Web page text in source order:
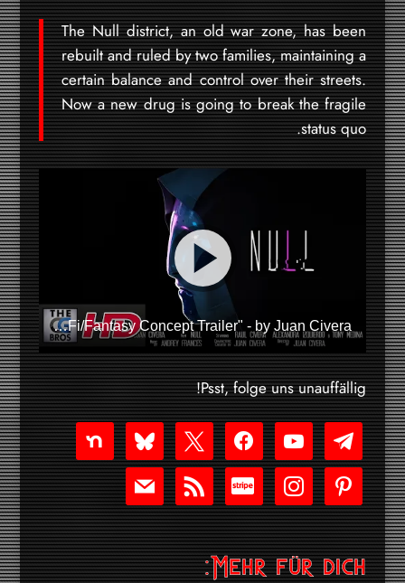
The Null district, an old war zone, has been
rebuilt and ruled by two families, maintaining a
certain balance and control over their streets.
Now a new drug is going to break the fragile
status quo.
CGI & VFX Trailers: "NULL - A Sci-Fi/Fantasy Concept Trailer" - by Juan Civera
Psst, folge uns unauffällig!
telegram
youtube-
play
facebook
x
bluesky
nextdoor
pinterest
instagram
cc-
stripe
rss
mail
Mehr für dich: